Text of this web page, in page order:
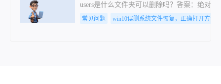
users是什么文件夹可以删除吗？答案：​​绝对
常见问题 win10误删系统文件恢复，正确打开方法